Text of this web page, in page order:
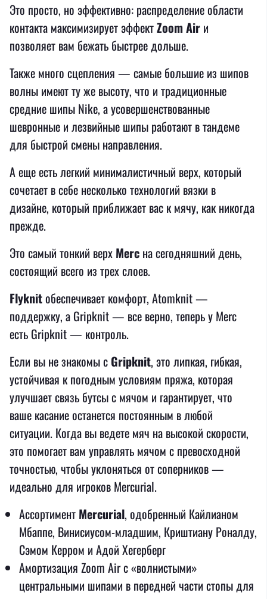
Это просто, но эффективно: распределение области
контакта максимизирует эффектZoom Air и
позволяет вам бежать быстрее дольше.
Также много сцепления — самые большие из шипов
волны имеют ту же высоту, что и традиционные
средние шипы Nike, а усовершенствованные
шевронные и лезвийные шипы работают в тандеме
для быстрой смены направления.
А еще есть легкий минималистичный верх, который
сочетает в себе несколько технологий вязки в
дизайне, который приближает вас к мячу, как никогда
прежде.
Это самый тонкий верх Merc на сегодняшний день,
состоящий всего из трех слоев.
Flyknitобеспечивает комфорт, Atomknit —
поддержку, а Gripknit — все верно, теперь у Merc
есть Gripknit — контроль.
Если вы не знакомы с Gripknit, это липкая, гибкая,
устойчивая к погодным условиям пряжа, которая
улучшает связь бутсы с мячом и гарантирует, что
ваше касание останется постоянным в любой
ситуации. Когда вы ведете мяч на высокой скорости,
это помогает вам управлять мячом с превосходной
точностью, чтобы уклоняться от соперников —
идеально для игроков Mercurial.
Ассортимент Mercurial, одобренный Кайлианом
Мбаппе, Винисиусом-младшим, Криштиану Роналду,
Сэмом Керром и Адой Хегерберг
Амортизация Zoom Air с «волнистыми»
центральными шипами в передней части стопы для